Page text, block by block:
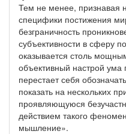
Тем не менее, признавая
специфики постижения
безграничность
субъективности в сферу
оказывается столь
объективный настрой ума
перестает себя
показать на нескольких
проявляющуюся
действием такого
мышление».